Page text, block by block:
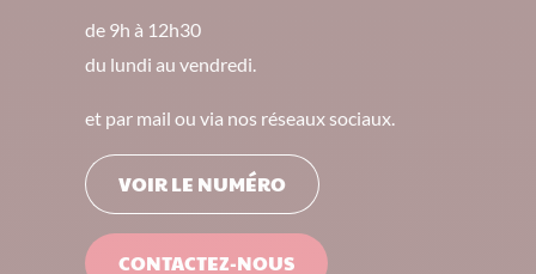
de 9h à 12h30
du lundi au vendredi.
et par mail ou via nos réseaux sociaux.
VOIR LE NUMÉRO
CONTACTEZ-NOUS